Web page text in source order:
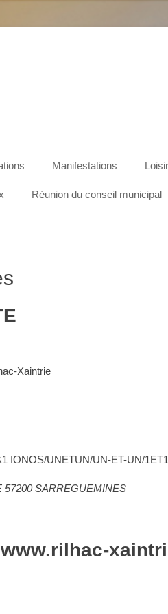
Manifestations
Réunion du conseil municipal
Xaintrie
IONOS/UNETUN/UN-ET-UN/
57200 SARREGUEMINES
www.rilhac-